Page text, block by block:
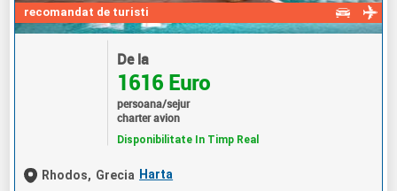
recomandat de turisti
De la
1616 Euro
persoana/sejur
charter avion
Disponibilitate In Timp Real
Rhodos, Grecia Harta